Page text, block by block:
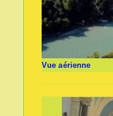
Vue aérienne